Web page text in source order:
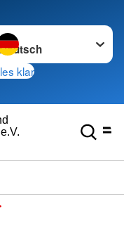
wechseln zu
klar
·